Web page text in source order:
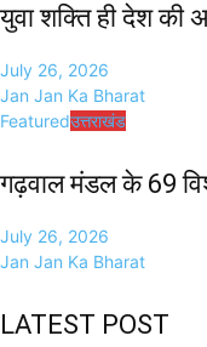
युवा शक्ति ही देश की
July 26, 2026
Jan Jan Ka Bharat
Featuredउत्तराखंड
गढ़वाल मंडल के 69
July 26, 2026
Jan Jan Ka Bharat
LATEST POST